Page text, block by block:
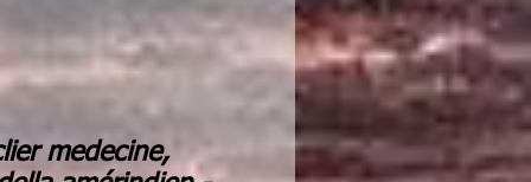
medecine,